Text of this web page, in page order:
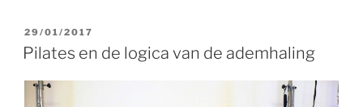
doen
POSTED
ON
29/01/2017
Pilates en de logica van de ademhaling